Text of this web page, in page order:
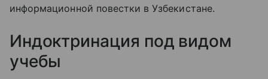
информационной повестки в Узбекистане.
Индоктринация под видом
учебы